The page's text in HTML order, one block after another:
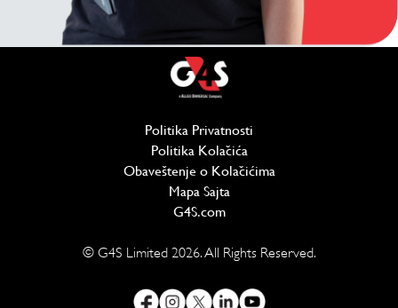
Politika Privatnosti
Politika Kolačića(отвара се у новом
Obaveštenje o Kolačićima
Mapa Sajta
G4S.com(отвара се у новом прозору)
© G4S Limited 2026. All Rights Reserved.